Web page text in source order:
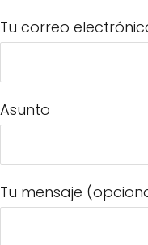
Tu correo
Asunto
Tu mensaje